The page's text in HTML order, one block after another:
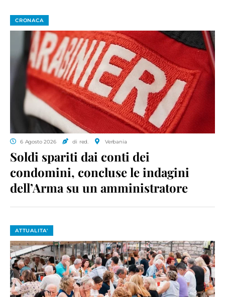
CRONACA
6 Agosto 2026 di red. Verbania
Soldi spariti dai conti dei
condomini, concluse le indagini
dell’Arma su un amministratore
ATTUALITA'